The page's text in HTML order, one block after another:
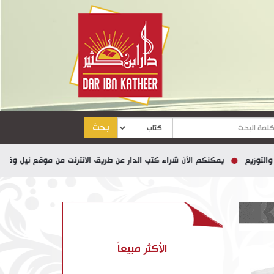
بحث
يمكنكم الآن شراء كتب الدار عن طريق الانترنت من موقع نيل وفرات
الأكثر مبيعاً